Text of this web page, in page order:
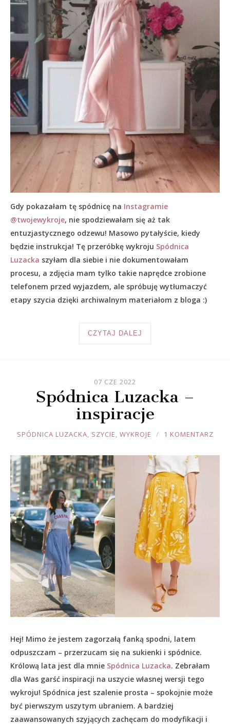
Gdy pokazałam tę spódnicę na Instagramie
@twojewykroje, nie spodziewałam się aż tak
entuzjastycznego odzewu! Masowo pytałyście, kiedy
będzie instrukcja! Tę przeróbkę wykroju Spódnica
Luzacka szyłam dla siebie i nie dokumentowałam
procesu, a zdjęcia mam tylko takie naprędce zrobione
telefonem przed wyjazdem, ale spróbuję wytłumaczyć
etapy szycia dzięki archiwalnym materiałom z bloga :)
CZYTAJ DALEJ
07 CZE 2022
Spódnica Luzacka –
inspiracje
JOULE
SPÓDNICA LUZACKA, SZYCIE, WYKROJE 1 KOMENTARZ
Hej! Mimo że jestem zagorzałą fanką spodni, latem
odpuszczam – przerzucam się na sukienki i spódnice.
Królową lata jest dla mnie Spódnica Luzacka. Zebrałam
dla Was garść inspiracji na uszycie własnej wersji tego
wykroju! Spódnica jest szalenie prosta – spokojnie może
być pierwszym uszytym ubraniem. A bardziej
zaawansowanych szyjących zachęcam do modyfikacji i